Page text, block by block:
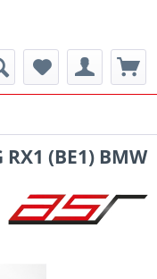
RX1 (BE1) BMW